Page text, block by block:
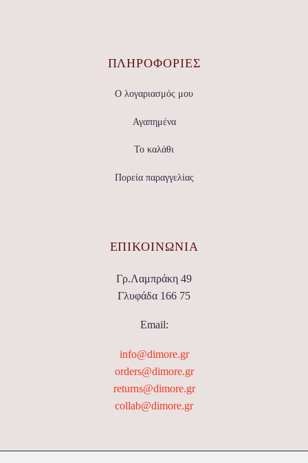
ΠΛΗΡΟΦΟΡΙΕΣ
Ο λογαριασμός μου
Αγαπημένα
Το καλάθι
Πορεία παραγγελίας
ΕΠΙΚΟΙΝΩΝΊΑ
Γρ.Λαμπράκη 49
Γλυφάδα 166 75
Email:
info@dimore.gr
orders@dimore.gr
returns@dimore.gr
collab@dimore.gr